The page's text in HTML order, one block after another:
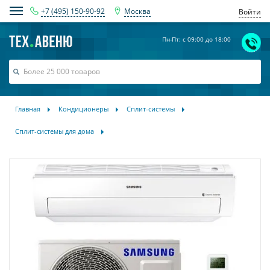
+7 (495) 150-90-92 Москва Войти
Пн-Пт: с 09:00 до 18:00
Главная Кондиционеры Сплит-системы
Сплит-системы для дома